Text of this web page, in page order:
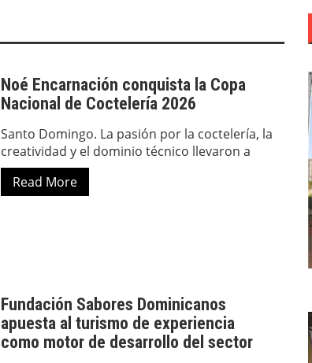
Noé Encarnación conquista la Copa
Nacional de Coctelería 2026
Santo Domingo. La pasión por la coctelería, la
creatividad y el dominio técnico llevaron a
Read More
Fundación Sabores Dominicanos
apuesta al turismo de experiencia
como motor de desarrollo del sector